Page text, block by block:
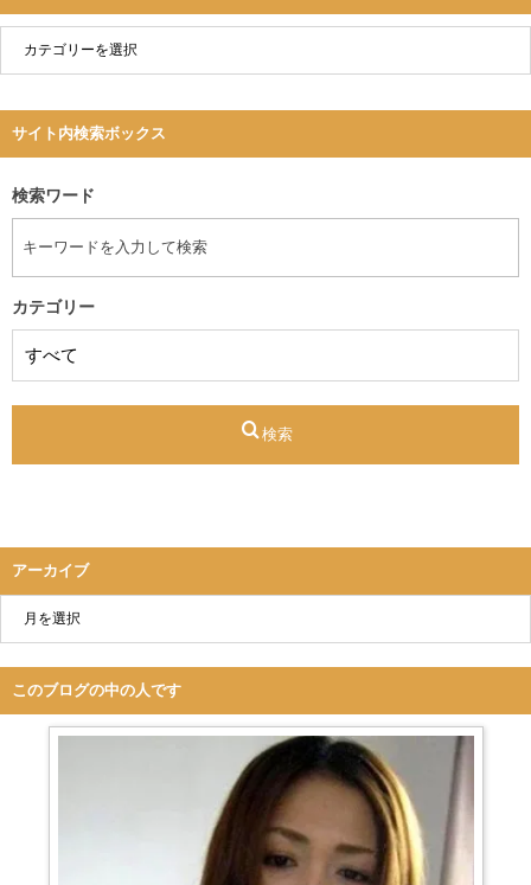
サイト内検索ボックス
検索ワード
カテゴリー
検索
アーカイブ
このブログの中の人です